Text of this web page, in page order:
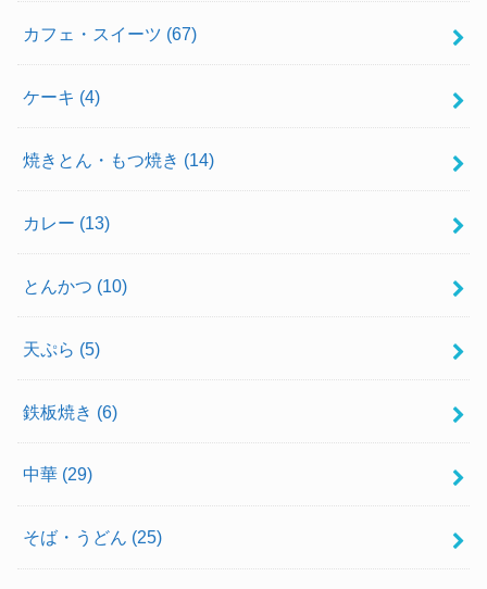
カフェ・スイーツ (67)
ケーキ (4)
焼きとん・もつ焼き (14)
カレー (13)
とんかつ (10)
天ぷら (5)
鉄板焼き (6)
中華 (29)
そば・うどん (25)